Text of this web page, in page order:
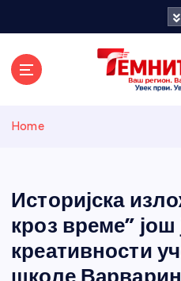
и
Home
Историјска
кроз време” још
креативности